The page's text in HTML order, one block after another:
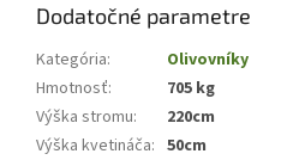
Dodatočné parametre
Kategória:
Olivovníky
Hmotnosť:
705 kg
Výška stromu:
220cm
Výška kvetináča: 50cm